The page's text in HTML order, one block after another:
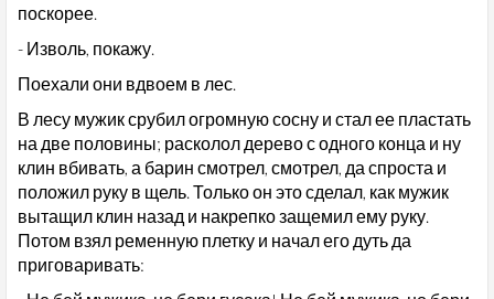
поскорее.
- Изволь, покажу.
Поехали они вдвоем в лес.
В лесу мужик срубил огромную сосну и стал ее пластать
на две половины; расколол дерево с одного конца и ну
клин вбивать, а барин смотрел, смотрел, да спроста и
положил руку в щель. Только он это сделал, как мужик
вытащил клин назад и накрепко защемил ему руку.
Потом взял ременную плетку и начал его дуть да
приговаривать: